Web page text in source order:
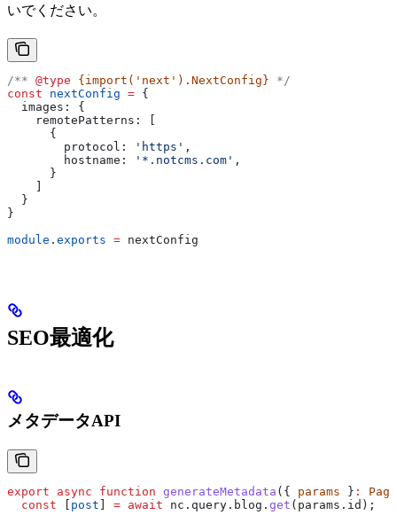
いでください。
/** @type {import('next').NextConfig} */
const nextConfig = {
  images:
{
    remotePatterns:
      {
        protocol:
'https' ,
        hostname:
'*.notcms.com' ,
      }
  }
}
module . exports = nextConfig
SEO最適化
メタデータAPI
export async function generateMetadata ({ params } :
  const
[ post ] = await nc . query . blog . get ( params . id );